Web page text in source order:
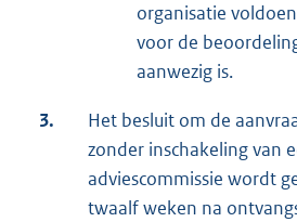
organisatie
voor de
aanwezig is.
3.
Het besluit om de
zonder inschakeling van
adviescommissie wordt
twaalf weken na